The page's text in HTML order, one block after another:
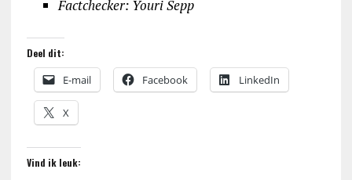
Factchecker: Youri Sepp
Deel dit:
E-mail Facebook LinkedIn
X
Vind ik leuk: